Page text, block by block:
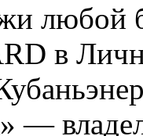
любой
в
—